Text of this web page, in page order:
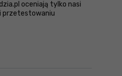
oceniają tylko nasi
przetestowaniu